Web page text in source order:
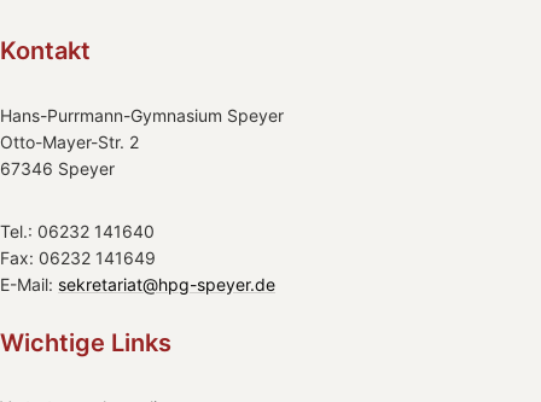
Kontakt
Hans-Purrmann-Gymnasium Speyer
Otto-Mayer-Str. 2
67346 Speyer
Tel.: 06232 141640
Fax: 06232 141649
E-Mail: sekretariat@hpg-speyer.de
Wichtige Links